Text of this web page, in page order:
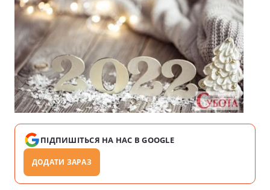
ПІДПИШІТЬСЯ НА НАС В GOOGLE
ДОДАТИ ЗАРАЗ